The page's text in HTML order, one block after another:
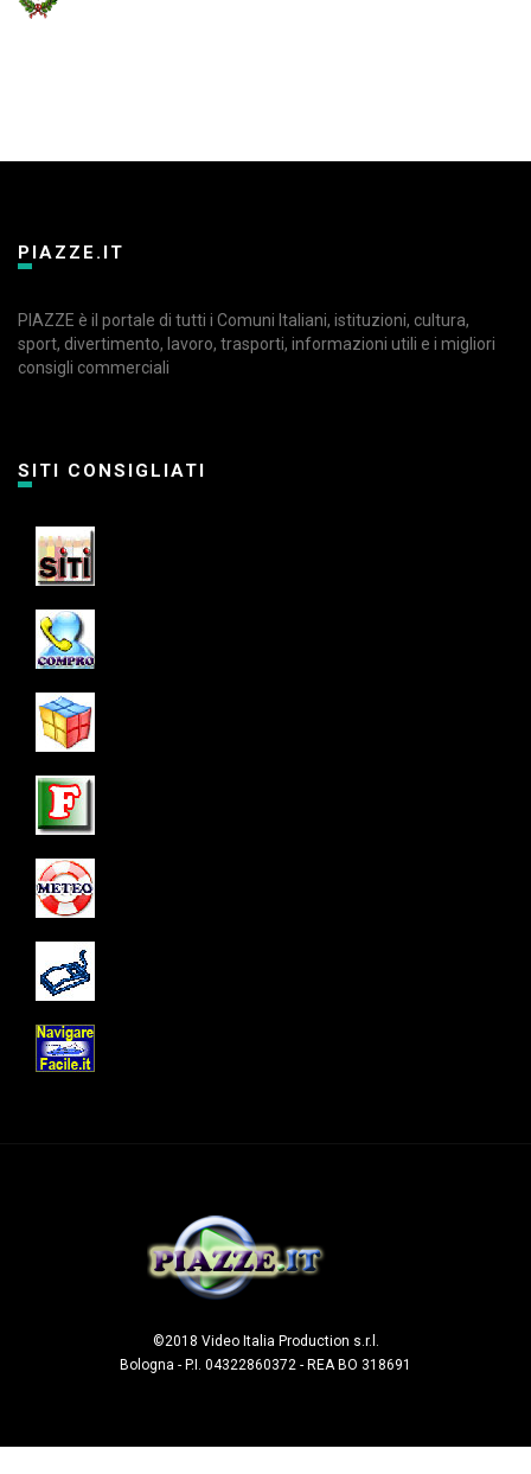
PIAZZE.IT
PIAZZE è il portale di tutti i Comuni Italiani, istituzioni, cultura,
sport, divertimento, lavoro, trasporti, informazioni utili e i migliori
consigli commerciali
SITI CONSIGLIATI
©2018 Video Italia Production s.r.l.
Bologna - P.I. 04322860372 - REA BO 318691